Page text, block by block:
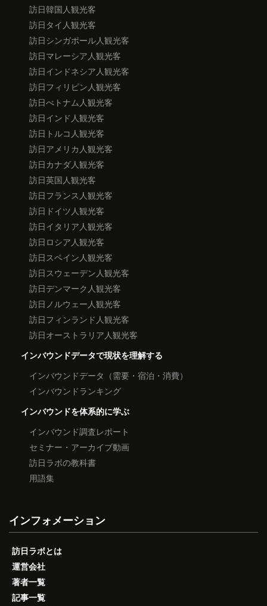
訪日韓国人観光客
訪日タイ人観光客
訪日シンガポール人観光客
訪日マレーシア人観光客
訪日インドネシア人観光客
訪日フィリピン人観光客
訪日べトナム人観光客
訪日インド人観光客
訪日トルコ人観光客
訪日アメリカ人観光客
訪日カナダ人観光客
訪日英国人観光客
訪日フランス人観光客
訪日ドイツ人観光客
訪日イタリア人観光客
訪日ロシア人観光客
訪日スペイン人観光客
訪日スウェーデン人観光客
訪日デンマーク人観光客
訪日ノルウェー人観光客
訪日フィンランド人観光客
訪日オーストラリア人観光客
インバウンドデータで現状を理解する
インバウンドデータ（需要・宿泊・消費）
インバウンドランキング
インバウンドを体系的に学ぶ
インバウンド調査レポート
セミナー・アーカイブ動画
訪日ラボの教科書
用語集
インフォメーション
訪日ラボとは
運営会社
著者一覧
記事一覧